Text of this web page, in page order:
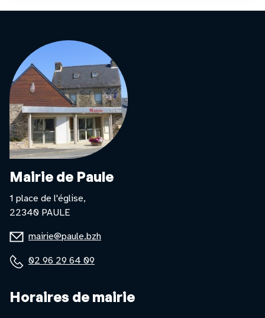
Mairie de Paule
1 place de l'église,
22340 PAULE
E-
:
mairie@paule.bzh
Téléphone
02 96 29 64 09
Horaires de mairie